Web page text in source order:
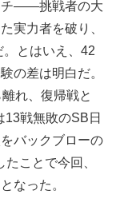
チ――挑戦者の大
実力者を破り、
とはいえ、42
の差は明白だ。
れ、復帰戦と
戦無敗のSB日
バックブローの
ことで今回、
なった。